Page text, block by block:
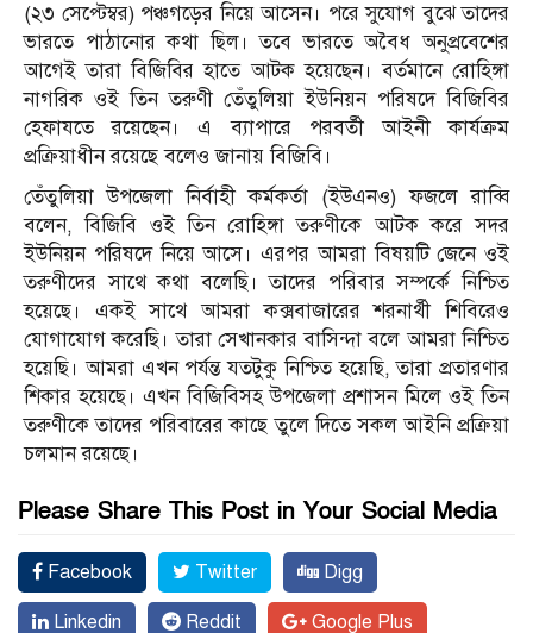
(২৩ সেপ্টেম্বর) পঞ্চগড়ের নিয়ে আসেন। পরে সুযোগ বুঝে তাদের
ভারতে পাঠানোর কথা ছিল। তবে ভারতে অবৈধ অনুপ্রবেশের
আগেই তারা বিজিবির হাতে আটক হয়েছেন। বর্তমানে রোহিঙ্গা
নাগরিক ওই তিন তরুণী তেঁতুলিয়া ইউনিয়ন পরিষদে বিজিবির
হেফাযতে রয়েছেন। এ ব্যাপারে পরবর্তী আইনী কার্যক্রম
প্রক্রিয়াধীন রয়েছে বলেও জানায় বিজিবি।
তেঁতুলিয়া উপজেলা নির্বাহী কর্মকর্তা (ইউএনও) ফজলে রাব্বি
বলেন, বিজিবি ওই তিন রোহিঙ্গা তরুণীকে আটক করে সদর
ইউনিয়ন পরিষদে নিয়ে আসে। এরপর আমরা বিষয়টি জেনে ওই
তরুণীদের সাথে কথা বলেছি। তাদের পরিবার সম্পর্কে নিশ্চিত
হয়েছে। একই সাথে আমরা কক্সবাজারের শরনার্থী শিবিরেও
যোগাযোগ করেছি। তারা সেখানকার বাসিন্দা বলে আমরা নিশ্চিত
হয়েছি। আমরা এখন পর্যন্ত যতটুকু নিশ্চিত হয়েছি, তারা প্রতারণার
শিকার হয়েছে। এখন বিজিবিসহ উপজেলা প্রশাসন মিলে ওই তিন
তরুণীকে তাদের পরিবারের কাছে তুলে দিতে সকল আইনি প্রক্রিয়া
চলমান রয়েছে।
Please Share This Post in Your Social Media
Facebook Twitter Digg
Linkedin Reddit Google Plus